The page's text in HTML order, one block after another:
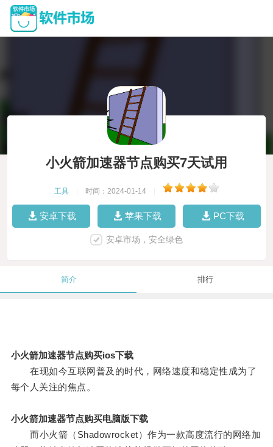
小火箭加速器节点购买7天试用
工具 时间：2024-01-14
安卓下载 苹果下载 PC下载
安卓市场，安全绿色
简介 排行
小火箭加速器节点购买ios下载
在现如今互联网普及的时代，网络速度和稳定性成为了
每个人关注的焦点。
小火箭加速器节点购买电脑版下载
而小火箭（Shadowrocket）作为一款高度流行的网络加